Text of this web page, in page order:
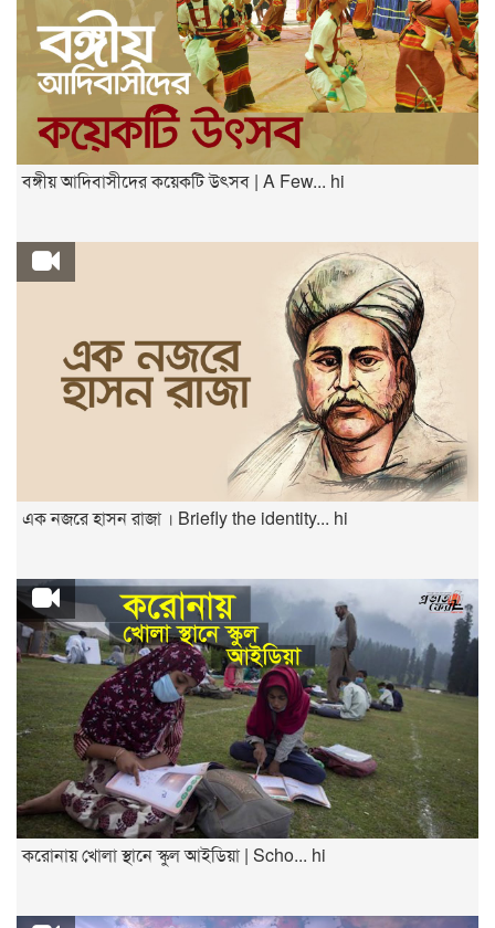
বঙ্গীয় আদিবাসীদের কয়েকটি উৎসব | A Few... hi
এক নজরে হাসন রাজা । Briefly the identity... hi
করোনায় খোলা স্থানে স্কুল আইডিয়া | Scho... hi